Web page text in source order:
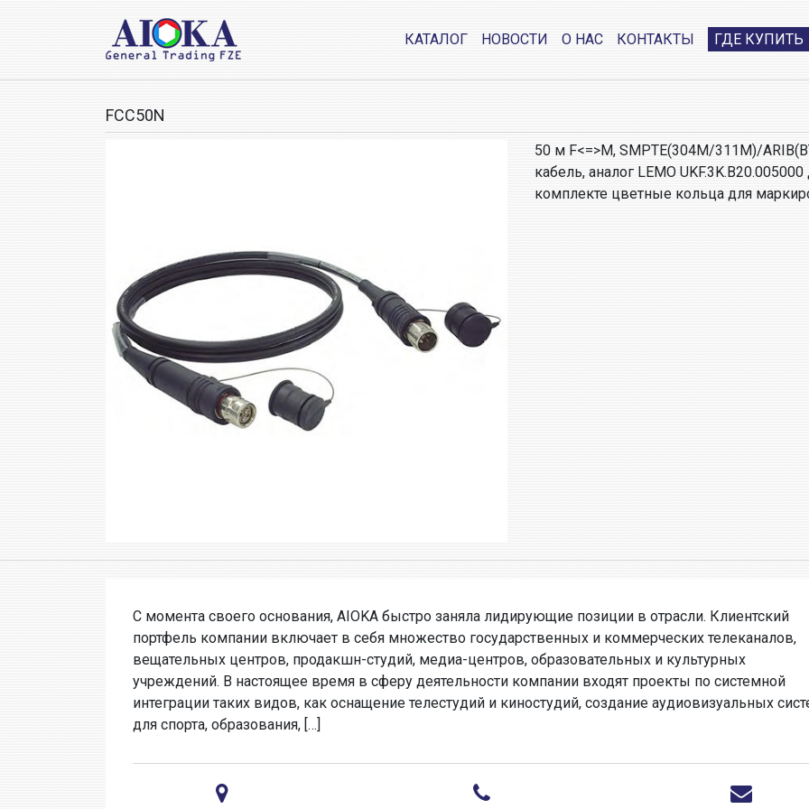
КАТАЛОГ НОВОСТИ О НАС КОНТАКТЫ ГДЕ КУПИТЬ
FCC50N
50 м F<=>M, SMPTE(304M/311M)/
кабель, аналог LEMO
комплекте цветные кольца для
С момента своего основания, AIOKA быстро заняла лидирующие позиции в отрасли. Клиентский
портфель компании включает в себя множество государственных и коммерческих телеканалов,
вещательных центров, продакшн-студий, медиа-центров, образовательных и культурных
учреждений. В настоящее время в сферу деятельности компании входят проекты по системной
интеграции таких видов, как оснащение телестудий и киностудий, создание аудиовизуальных
для спорта, образования, […]